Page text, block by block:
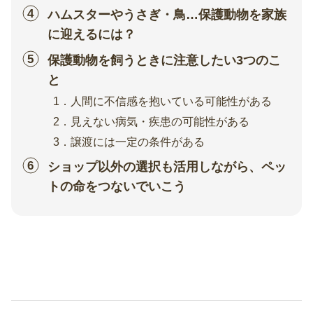
ハムスターやうさぎ・鳥…保護動物を家族
に迎えるには？
保護動物を飼うときに注意したい3つのこ
と
1．人間に不信感を抱いている可能性がある
2．見えない病気・疾患の可能性がある
3．譲渡には一定の条件がある
ショップ以外の選択も活用しながら、ペッ
トの命をつないでいこう